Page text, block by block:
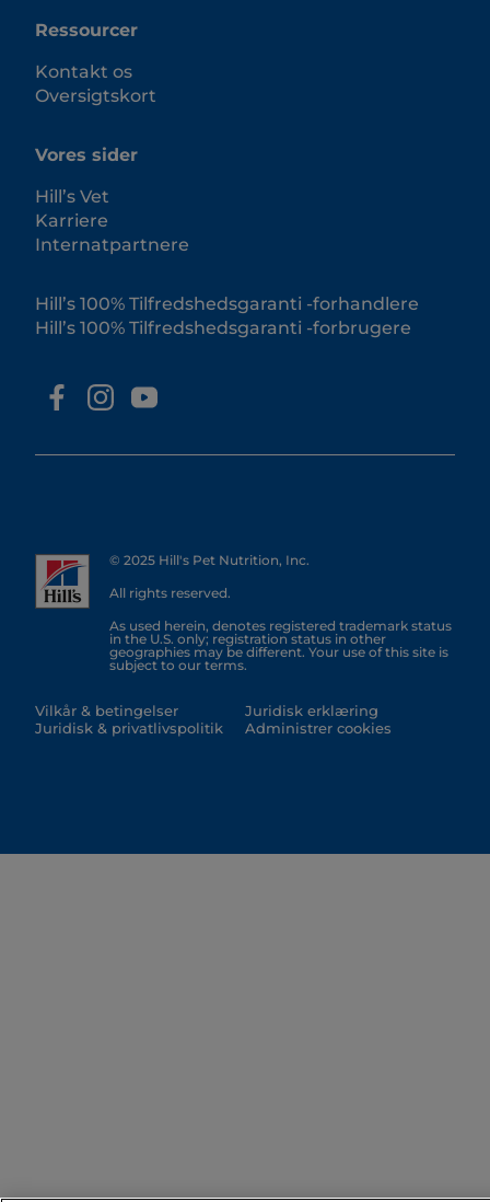
Ressourcer
Kontakt os
Oversigtskort
Vores sider
Hill’s Vet
Karriere
Internatpartnere
Hill’s 100% Tilfredshedsgaranti -forhandlere
Hill’s 100% Tilfredshedsgaranti -forbrugere
© 2025 Hill's Pet Nutrition, Inc.
All rights reserved.
As used herein, denotes registered trademark status
in the U.S. only; registration status in other
geographies may be different. Your use of this site is
subject to our terms.
Vilkår & betingelser
Juridisk & privatlivspolitik
Juridisk erklæring
Administrer cookies